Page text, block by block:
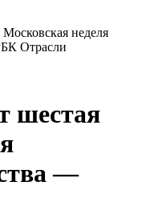
неделя
Отрасли
шестая
—